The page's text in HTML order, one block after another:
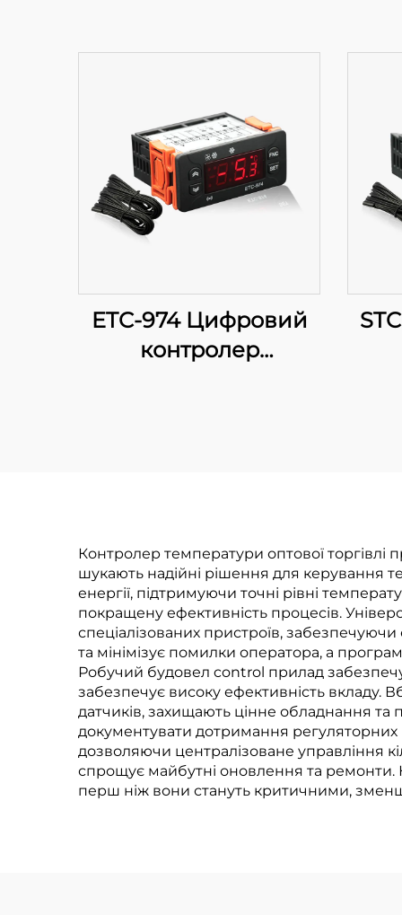
ETC-974 Цифровий
контролер
Контролер температури оптової
шукають надійні рішення для керування
енергії, підтримуючи точні рівні
покращену ефективність процесів.
спеціалізованих пристроїв,
та мінімізує помилки оператора, а
Робучий будовел control прилад
забезпечує високу ефективність вкладу.
датчиків, захищають цінне обладнання та
документувати дотримання
дозволяючи централізоване управління
спрощує майбутні оновлення та ремонти.
перш ніж вони стануть критичними,